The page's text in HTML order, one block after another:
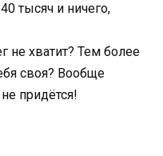
тысяч и ничего,
не хватит? Тем более
своя? Вообще
придётся!